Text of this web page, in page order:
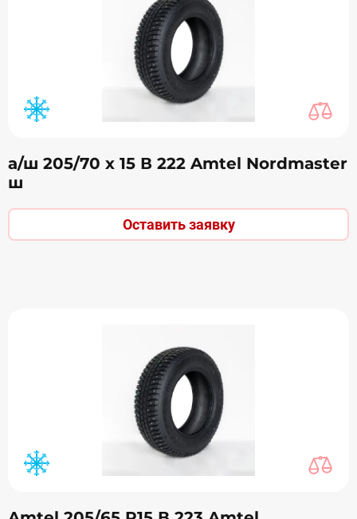
а/ш 205/70 х 15 В 222 Amtel Nordmaster
ш
Оставить заявку